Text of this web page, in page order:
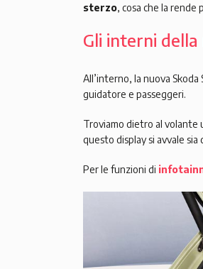
sterzo, cosa che la rende
Gli interni
All’interno, la nuova
guidatore e passeggeri.
Troviamo dietro al volante
questo display si avvale sia
Per le funzioni di